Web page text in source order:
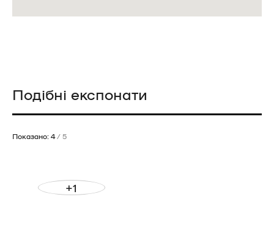
Подібні експонати
Показано: 4 / 5
+1